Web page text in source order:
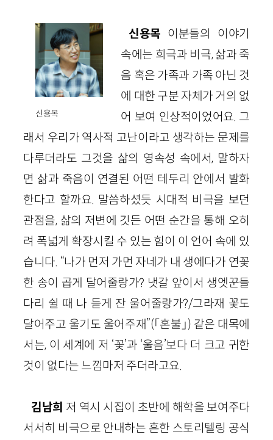
신용목
신용목 이분들의 이야기
속에는 희극과 비극, 삶과 죽
음 혹은 가족과 가족 아닌 것
에 대한 구분 자체가 거의 없
어 보여 인상적이었어요. 그
래서 우리가 역사적 고난이라고 생각하는 문제를
다루더라도 그것을 삶의 영속성 속에서, 말하자
면 삶과 죽음이 연결된 어떤 테두리 안에서 발화
한다고 할까요. 말씀하셨듯 시대적 비극을 보던
관점을, 삶의 저변에 깃든 어떤 순간을 통해 오히
려 폭넓게 확장시킬 수 있는 힘이 이 언어 속에 있
습니다. “나가 먼저 가먼 자네가 내 생에다가 연꽃
한 송이 곱게 달어줄랑가? 냇갈 앞이서 생엣꾼들
다리 쉴 때 나 듣게 잔 울어줄랑가?/그라재 꽃도
달어주고 울기도 울어주재”(「혼불」) 같은 대목에
서는, 이 세계에 저 ‘꽃’과 ‘울음’보다 더 크고 귀한
것이 없다는 느낌마저 주더라고요.
김남희 저 역시 시집이 초반에 해학을 보여주다
서서히 비극으로 안내하는 흔한 스토리텔링 공식